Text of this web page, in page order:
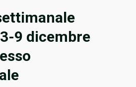
9 dicembre